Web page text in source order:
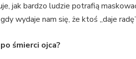
jak bardzo ludzie potrafią
wydaje nam się, że ktoś „daje
śmierci ojca?